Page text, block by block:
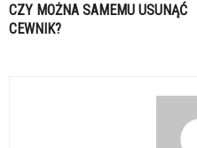
CZY MOŻNA SAMEMU USUNĄĆ
CEWNIK?